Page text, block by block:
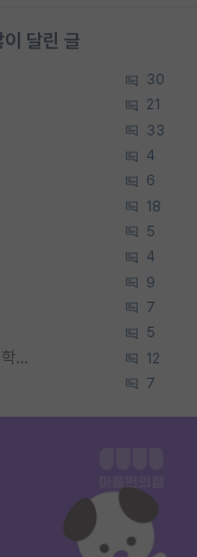
달린 글
30
21
33
4
6
18
5
4
9
7
5
우리나라도 학구 열풍보면 Higher Doctorate 학위가 필요하다고 봅니다. 12
7